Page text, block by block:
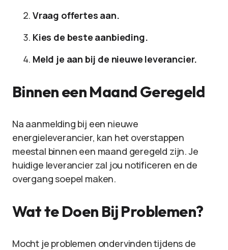
Vraag offertes aan.
Kies de beste aanbieding.
Meld je aan bij de nieuwe leverancier.
Binnen een Maand Geregeld
Na aanmelding bij een nieuwe
energieleverancier, kan het overstappen
meestal binnen een maand geregeld zijn. Je
huidige leverancier zal jou notificeren en de
overgang soepel maken.
Wat te Doen Bij Problemen?
Mocht je problemen ondervinden tijdens de